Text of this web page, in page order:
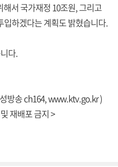
서 국가재정 10조원, 그리고
입하겠다는 계획도 밝혔습니다.
다.
방송 ch164,www.ktv.go.kr)
재배포 금지 >